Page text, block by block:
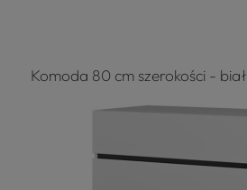
Komoda 80 cm szerokości -
4.8